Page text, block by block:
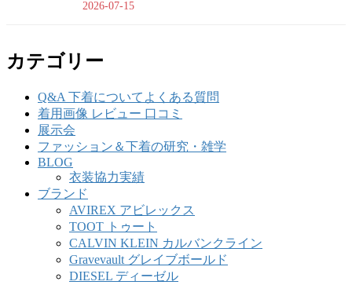
2026-07-15
カテゴリー
Q&A 下着についてよくある質問
着用画像 レビュー 口コミ
展示会
ファッション＆下着の研究・雑学
BLOG
衣装協力実績
ブランド
AVIREX アビレックス
TOOT トゥート
CALVIN KLEIN カルバンクライン
Gravevault グレイブボールド
DIESEL ディーゼル